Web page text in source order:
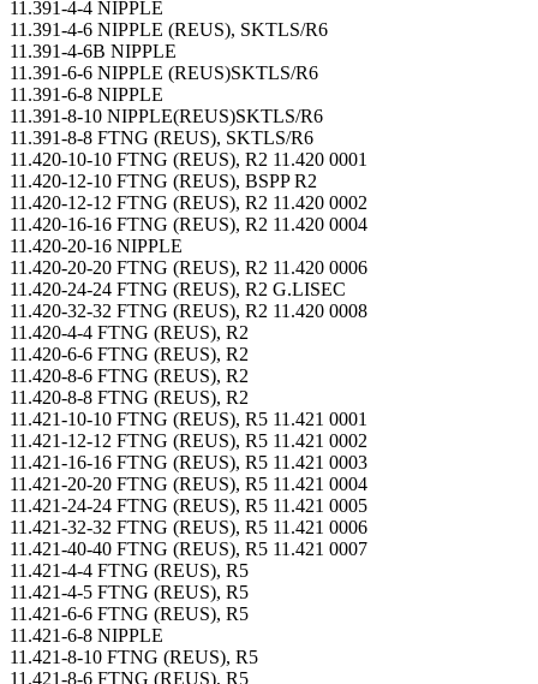
11.391-4-4 NIPPLE
11.391-4-6 NIPPLE (REUS), SKTLS/R6
11.391-4-6B NIPPLE
11.391-6-6 NIPPLE (REUS)SKTLS/R6
11.391-6-8 NIPPLE
11.391-8-10 NIPPLE(REUS)SKTLS/R6
11.391-8-8 FTNG (REUS), SKTLS/R6
11.420-10-10 FTNG (REUS), R2 11.420 0001
11.420-12-10 FTNG (REUS), BSPP R2
11.420-12-12 FTNG (REUS), R2 11.420 0002
11.420-16-16 FTNG (REUS), R2 11.420 0004
11.420-20-16 NIPPLE
11.420-20-20 FTNG (REUS), R2 11.420 0006
11.420-24-24 FTNG (REUS), R2 G.LISEC
11.420-32-32 FTNG (REUS), R2 11.420 0008
11.420-4-4 FTNG (REUS), R2
11.420-6-6 FTNG (REUS), R2
11.420-8-6 FTNG (REUS), R2
11.420-8-8 FTNG (REUS), R2
11.421-10-10 FTNG (REUS), R5 11.421 0001
11.421-12-12 FTNG (REUS), R5 11.421 0002
11.421-16-16 FTNG (REUS), R5 11.421 0003
11.421-20-20 FTNG (REUS), R5 11.421 0004
11.421-24-24 FTNG (REUS), R5 11.421 0005
11.421-32-32 FTNG (REUS), R5 11.421 0006
11.421-40-40 FTNG (REUS), R5 11.421 0007
11.421-4-4 FTNG (REUS), R5
11.421-4-5 FTNG (REUS), R5
11.421-6-6 FTNG (REUS), R5
11.421-6-8 NIPPLE
11.421-8-10 FTNG (REUS), R5
11.421-8-6 FTNG (REUS), R5